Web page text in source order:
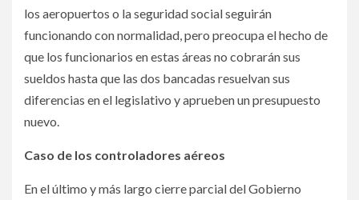
los aeropuertos o la seguridad social seguirán
funcionando con normalidad, pero preocupa el hecho de
que los funcionarios en estas áreas no cobrarán sus
sueldos hasta que las dos bancadas resuelvan sus
diferencias en el legislativo y aprueben un presupuesto
nuevo.
Caso de los controladores aéreos
En el último y más largo cierre parcial del Gobierno